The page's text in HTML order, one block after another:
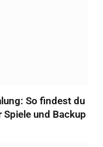
So findest du
und Backup